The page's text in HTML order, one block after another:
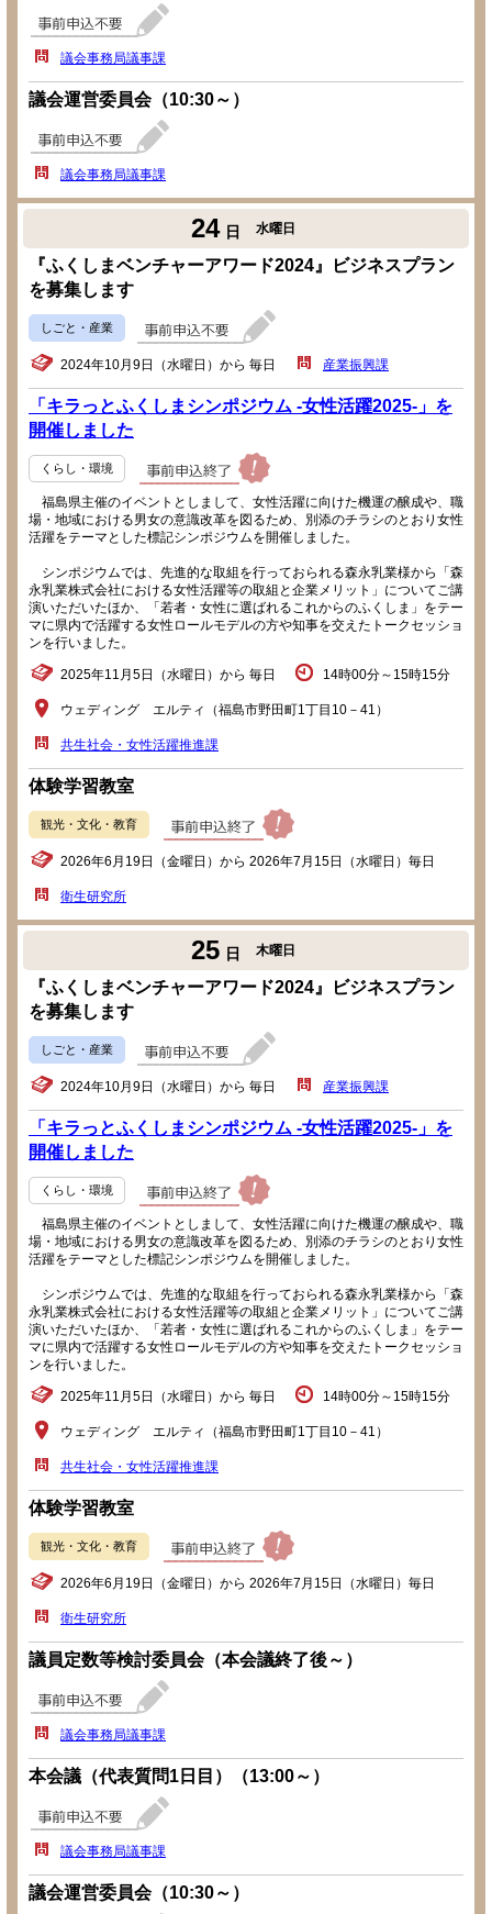
議会事務局議事課
議会運営委員会（10:30～）
議会事務局議事課
24 日 水曜日
『ふくしまベンチャーアワード2024』ビジネスプラン
を募集します
しごと・産業
2024年10月9日（水曜日）から 毎日 産業振興課
「キラっとふくしまシンポジウム -女性活躍2025-」を
開催しました
くらし・環境
福島県主催のイベントとしまして、女性活躍に向けた機運の醸成や、職
場・地域における男女の意識改革を図るため、別添のチラシのとおり女性
活躍をテーマとした標記シンポジウムを開催しました。
シンポジウムでは、先進的な取組を行っておられる森永乳業様から「森
永乳業株式会社における女性活躍等の取組と企業メリット」についてご講
演いただいたほか、「若者・女性に選ばれるこれからのふくしま」をテー
マに県内で活躍する女性ロールモデルの方や知事を交えたトークセッショ
ンを行いました。
2025年11月5日（水曜日）から 毎日 14時00分～15時15分
ウェディング エルティ（福島市野田町1丁目10－41）
共生社会・女性活躍推進課
体験学習教室
観光・文化・教育
2026年6月19日（金曜日）から 2026年7月15日（水曜日）毎日
衛生研究所
25 日 木曜日
『ふくしまベンチャーアワード2024』ビジネスプラン
を募集します
しごと・産業
2024年10月9日（水曜日）から 毎日 産業振興課
「キラっとふくしまシンポジウム -女性活躍2025-」を
開催しました
くらし・環境
福島県主催のイベントとしまして、女性活躍に向けた機運の醸成や、職
場・地域における男女の意識改革を図るため、別添のチラシのとおり女性
活躍をテーマとした標記シンポジウムを開催しました。
シンポジウムでは、先進的な取組を行っておられる森永乳業様から「森
永乳業株式会社における女性活躍等の取組と企業メリット」についてご講
演いただいたほか、「若者・女性に選ばれるこれからのふくしま」をテー
マに県内で活躍する女性ロールモデルの方や知事を交えたトークセッショ
ンを行いました。
2025年11月5日（水曜日）から 毎日 14時00分～15時15分
ウェディング エルティ（福島市野田町1丁目10－41）
共生社会・女性活躍推進課
体験学習教室
観光・文化・教育
2026年6月19日（金曜日）から 2026年7月15日（水曜日）毎日
衛生研究所
議員定数等検討委員会（本会議終了後～）
議会事務局議事課
本会議（代表質問1日目）（13:00～）
議会事務局議事課
議会運営委員会（10:30～）